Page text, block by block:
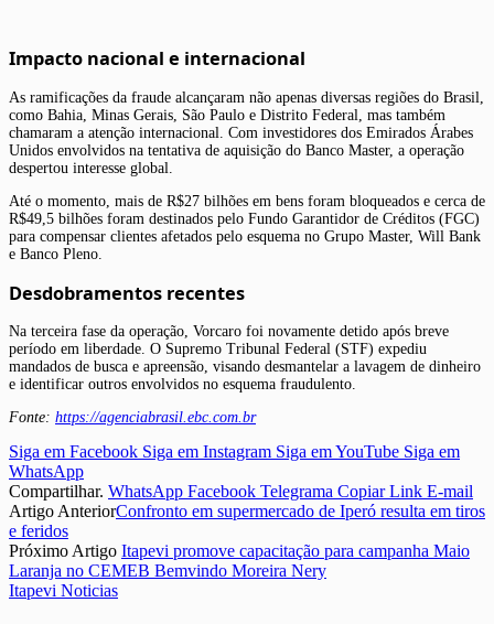
Impacto nacional e internacional
As ramificações da fraude alcançaram não apenas diversas regiões do Brasil,
como Bahia, Minas Gerais, São Paulo e Distrito Federal, mas também
chamaram a atenção internacional. Com investidores dos Emirados Árabes
Unidos envolvidos na tentativa de aquisição do Banco Master, a operação
despertou interesse global.
Até o momento, mais de R$27 bilhões em bens foram bloqueados e cerca de
R$49,5 bilhões foram destinados pelo Fundo Garantidor de Créditos (FGC)
para compensar clientes afetados pelo esquema no Grupo Master, Will Bank
e Banco Pleno.
Desdobramentos recentes
Na terceira fase da operação, Vorcaro foi novamente detido após breve
período em liberdade. O Supremo Tribunal Federal (STF) expediu
mandados de busca e apreensão, visando desmantelar a lavagem de dinheiro
e identificar outros envolvidos no esquema fraudulento.
Fonte: https://agenciabrasil.ebc.com.br
Siga em Facebook Siga em Instagram Siga em YouTube Siga em
WhatsApp
Compartilhar. WhatsApp Facebook Telegrama Copiar Link E-mail
Artigo AnteriorConfronto em supermercado de Iperó resulta em tiros
e feridos
Próximo Artigo Itapevi promove capacitação para campanha Maio
Laranja no CEMEB Bemvindo Moreira Nery
Itapevi Noticias